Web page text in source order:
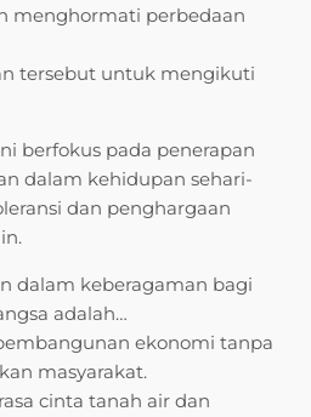
menghormati perbedaan
tersebut untuk mengikuti
berfokus pada penerapan
dalam kehidupan sehari-
dan penghargaan
dalam keberagaman bagi
adalah…
ekonomi tanpa
masyarakat.
cinta tanah air dan